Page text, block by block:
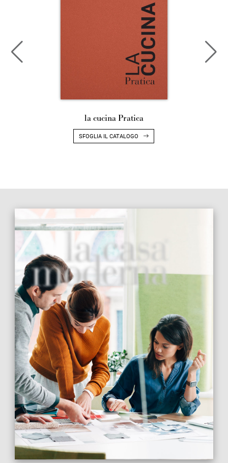
la cucina Pratica
SFOGLIA IL CATALOGO